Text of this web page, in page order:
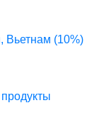
Вьетнам (10%)